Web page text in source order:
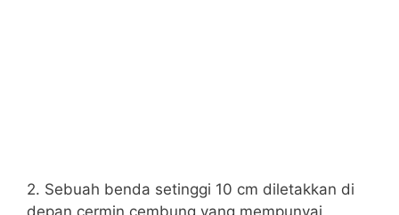
2. Sebuah benda setinggi 10 cm diletakkan di
depan cermin cembung yang mempunyai